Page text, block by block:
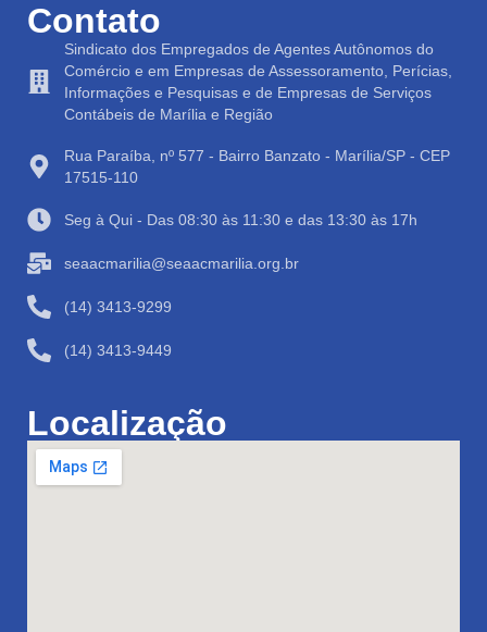
Contato
Sindicato dos Empregados de Agentes Autônomos do
Comércio e em Empresas de Assessoramento, Perícias,
Informações e Pesquisas e de Empresas de Serviços
Contábeis de Marília e Região
Rua Paraíba, nº 577 - Bairro Banzato - Marília/SP - CEP
17515-110
Seg à Qui - Das 08:30 às 11:30 e das 13:30 às 17h
seaacmarilia@seaacmarilia.org.br
(14) 3413-9299
(14) 3413-9449
Localização